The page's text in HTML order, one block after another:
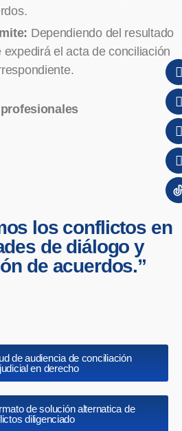
Dependiendo del resultado
el acta de conciliación
los conflictos en
de diálogo y
de acuerdos.”
de audiencia de conciliación
en derecho
de solución alternatica de
diligenciado